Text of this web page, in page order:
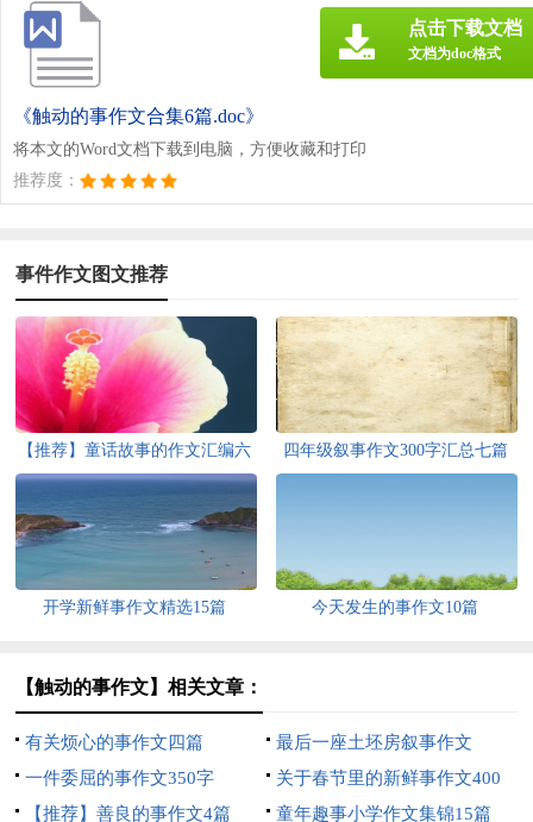
《触动的事作文合集6篇.doc》
将本文的Word文档下载到电脑，方便收藏和打印
推荐度：
点击下载文档
文档为doc格式
事件作文图文推荐
【推荐】童话故事的作文汇编六
篇
四年级叙事作文300字汇总七篇
开学新鲜事作文精选15篇 今天发生的事作文10篇
【触动的事作文】相关文章：
有关烦心的事作文四篇
最后一座土坯房叙事作文
一件委屈的事作文350字
关于春节里的新鲜事作文400
字汇编10篇
【推荐】善良的事作文4篇 童年趣事小学作文集锦15篇